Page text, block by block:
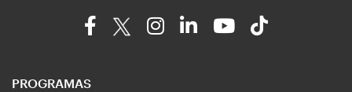
PROGRAMAS